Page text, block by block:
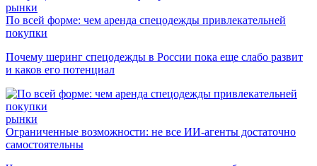
рынки
По всей форме: чем аренда спецодежды привлекательней
покупки
Почему шеринг спецодежды в России пока еще слабо развит
и каков его потенциал
рынки
Ограниченные возможности: не все ИИ-агенты достаточно
самостоятельны